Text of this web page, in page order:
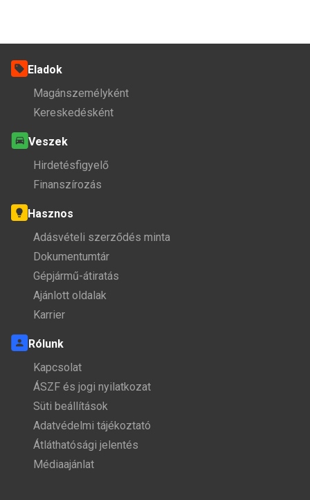
Eladok
Magánszemélyként
Kereskedésként
Veszek
Hirdetésfigyelő
Finanszírozás
Hasznos
Adásvételi szerződés minta
Dokumentumtár
Gépjármű-átiratás
Ajánlott oldalak
Karrier
Rólunk
Kapcsolat
ÁSZF és jogi nyilatkozat
Süti beállítások
Adatvédelmi tájékoztató
Átláthatósági jelentés
Médiaajánlat